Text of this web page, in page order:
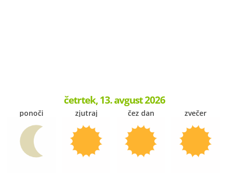
četrtek, 13. avgust 2026
ponoči zjutraj čez dan zvečer